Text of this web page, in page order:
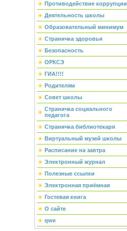
Противодействие коррупции
Деятельность школы
Образовательный минимум
Страничка здоровья
Безопасность
ОРКСЭ
ГИА!!!!
Родителям
Совет школы
Страничка социального
педагога
Страничка библиотекаря
Виртуальный музей школы
Расписание на завтра
Электронный журнал
Полезные ссылки
Электронная приёмная
Гостевая книга
О сайте
qwe